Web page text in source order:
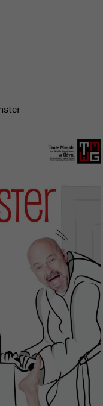
Festiwal
Konkurs im.
Żurowskiego
Edukacja
Wydarzenia
Oferta